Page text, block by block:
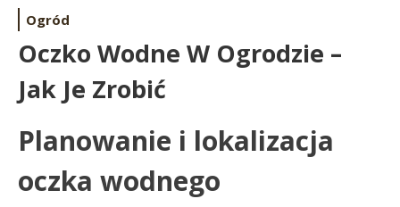
Ogród
Oczko Wodne W Ogrodzie –
Jak Je Zrobić
Planowanie i lokalizacja
oczka wodnego